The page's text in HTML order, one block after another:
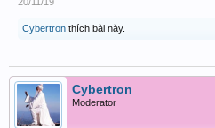
Cybertron thích bài này.
Cybertron
Moderator